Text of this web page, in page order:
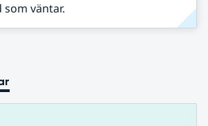
som väntar.